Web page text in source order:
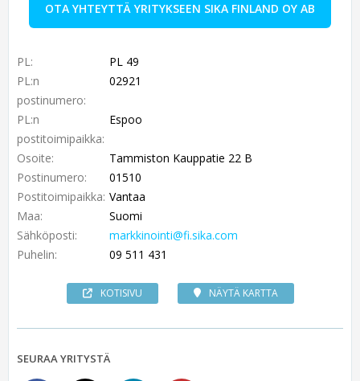
OTA YHTEYTTÄ YRITYKSEEN SIKA FINLAND OY AB
PL:
PL 49
PL:n
postinumero:
02921
PL:n
postitoimipaikka:
Espoo
Osoite:
Tammiston Kauppatie 22 B
Postinumero:
01510
Postitoimipaikka: Vantaa
Maa:
Suomi
Sähköposti:
markkinointi@fi.sika.com
Puhelin:
09 511 431
KOTISIVU NÄYTÄ KARTTA
SEURAA YRITYSTÄ